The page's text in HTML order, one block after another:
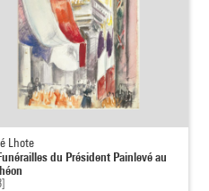
Lhote
du Président Painlevé au